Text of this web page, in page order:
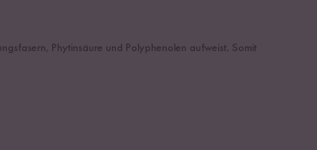
Phytinsäure und Polyphenolen aufweist. Somit